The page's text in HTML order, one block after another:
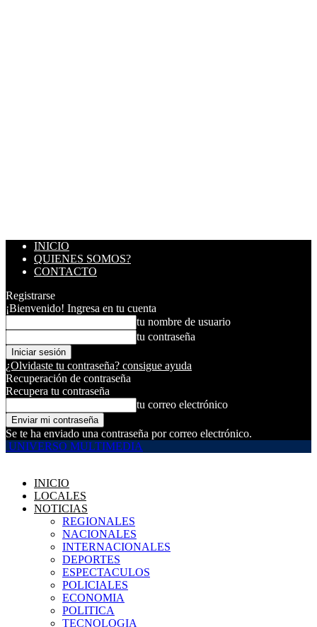
INICIO
QUIENES SOMOS?
CONTACTO
Registrarse
¡Bienvenido! Ingresa en tu cuenta
tu nombre de usuario
tu contraseña
¿Olvidaste tu contraseña? consigue ayuda
Recuperación de contraseña
Recupera tu contraseña
tu correo electrónico
Se te ha enviado una contraseña por correo electrónico.
UNIVERSO MULTIMEDIA
INICIO
LOCALES
NOTICIAS
REGIONALES
NACIONALES
INTERNACIONALES
DEPORTES
ESPECTACULOS
POLICIALES
ECONOMIA
POLITICA
TECNOLOGIA